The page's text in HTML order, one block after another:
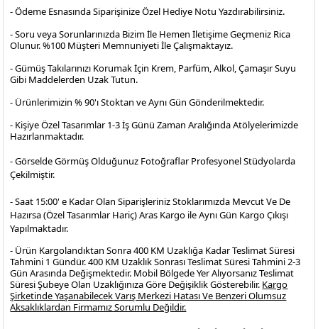
- Ödeme Esnasında Siparişinize Özel Hediye Notu Yazdırabilirsiniz.
- Soru veya Sorunlarınızda Bizim İle Hemen İletişime Geçmeniz Rica
Olunur. %100 Müşteri Memnuniyeti İle Çalışmaktayız.
- Gümüş Takılarınızı Korumak İçin Krem, Parfüm, Alkol, Çamaşır Suyu
Gibi Maddelerden Uzak Tutun.
- Ürünlerimizin % 90'ı Stoktan ve Aynı Gün Gönderilmektedir.
- Kişiye Özel Tasarımlar 1-3 İş Günü Zaman Aralığında Atölyelerimizde
Hazırlanmaktadır.
- Görselde Görmüş Olduğunuz Fotoğraflar ProfesyonelStüdyolarda
Çekilmiştir.
- Saat 15:00' e Kadar Olan Siparişleriniz Stoklarımızda Mevcut Ve De
Hazırsa (Özel Tasarımlar Hariç) Aras Kargo ile Aynı Gün Kargo Çıkışı
Yapılmaktadır.
- Ürün Kargolandıktan Sonra 400 KM Uzaklığa Kadar Teslimat Süresi
Tahmini 1 Gündür. 400 KM Uzaklık Sonrası Teslimat Süresi Tahmini 2-3
Gün Arasında Değişmektedir. Mobil Bölgede Yer Alıyorsanız Teslimat
Süresi Şubeye Olan Uzaklığınıza Göre Değişiklik Gösterebilir. Kargo
Şirketinde Yaşanabilecek Varış Merkezi Hatası Ve Benzeri Olumsuz
Aksaklıklardan Firmamız Sorumlu Değildir.